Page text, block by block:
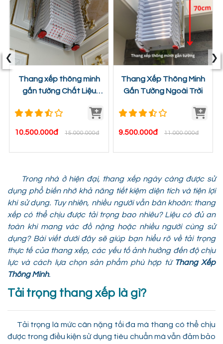
Thang xếp thông minh
gắn tường Chất Liệu
10.500.000đ 15.000.000đ
Thang Xếp Thông Minh
Gắn Tường Ngoài Trời
9.500.000đ 11.000.000đ
‹ ›
Trong nhà ở hiện đại, thang xếp ngày càng được sử
dụng phổ biến nhờ khả năng tiết kiệm diện tích và tiện lợi
khi sử dụng. Tuy nhiên, nhiều người vẫn băn khoăn: thang
xếp có thể chịu được tải trọng bao nhiêu? Liệu có đủ an
toàn khi mang vác đồ nặng hoặc nhiều người cùng sử
dụng? Bài viết dưới đây sẽ giúp bạn hiểu rõ về tải trọng
thực tế của thang xếp, các yếu tố ảnh hưởng đến độ chịu
lực và cách lựa chọn sản phẩm phù hợp từ Thang Xếp
Thông Minh.
Tải trọng thang xếp là gì?
Tải trọng là mức cân nặng tối đa mà thang có thể chịu
được trong điều kiện sử dụng tiêu chuẩn mà vẫn đảm bảo